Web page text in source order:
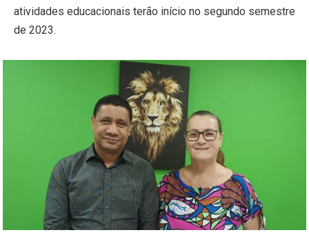
atividades educacionais terão início no segundo semestre
de 2023.